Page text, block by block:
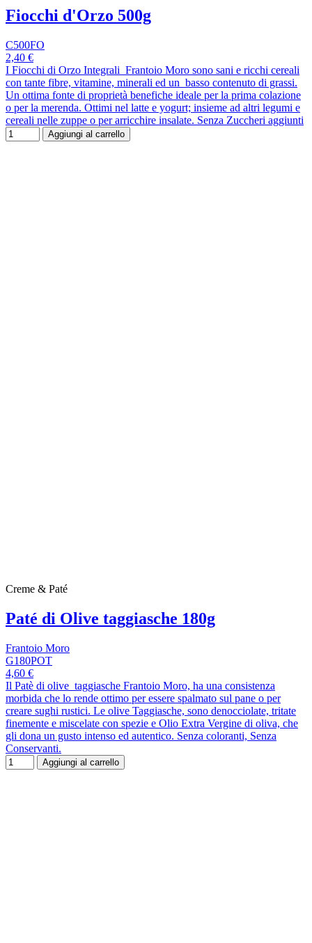
Fiocchi d'Orzo 500g
C500FO
2,40 €
I Fiocchi di Orzo Integrali Frantoio Moro sono sani e ricchi cereali
con tante fibre, vitamine, minerali ed un basso contenuto di grassi.
Un ottima fonte di proprietà benefiche ideale per la prima colazione
o per la merenda. Ottimi nel latte e yogurt; insieme ad altri legumi e
cereali nelle zuppe o per arricchire insalate. Senza Zuccheri aggiunti
Aggiungi al carrello
Creme & Paté
Paté di Olive taggiasche 180g
Frantoio Moro
G180POT
4,60 €
Il Patè di olive taggiasche Frantoio Moro, ha una consistenza
morbida che lo rende ottimo per essere spalmato sul pane o per
creare sughi rustici. Le olive Taggiasche, sono denocciolate, tritate
finemente e miscelate con spezie e Olio Extra Vergine di oliva, che
gli dona un gusto intenso ed autentico. Senza coloranti, Senza
Conservanti.
Aggiungi al carrello